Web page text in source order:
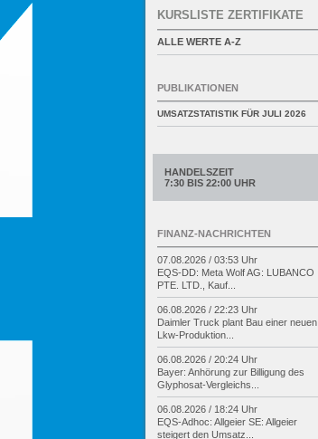
KURSLISTE ZERTIFIKATE
ALLE WERTE A-Z
PUBLIKATIONEN
UMSATZSTATISTIK FÜR JULI 2026
HANDELSZEIT
7:30 BIS 22:00 UHR
FINANZ-NACHRICHTEN
07.08.2026 / 03:53 Uhr
EQS-DD: Meta Wolf AG: LUBANCO
PTE. LTD., Kauf...
06.08.2026 / 22:23 Uhr
Daimler Truck plant Bau einer neuen
Lkw-Produktion...
06.08.2026 / 20:24 Uhr
Bayer: Anhörung zur Billigung des
Glyphosat-Vergleichs...
06.08.2026 / 18:24 Uhr
EQS-Adhoc: Allgeier SE: Allgeier
steigert den Umsatz...